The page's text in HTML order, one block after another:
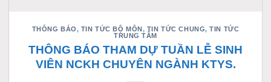
THÔNG BÁO, TIN TỨC BỘ MÔN , TIN TỨC CHUNG,TIN TỨC
TRUNG TÂM
THÔNG BÁO THAM DỰ TUẦN LỄ SINH
VIÊN NCKH CHUYÊN NGÀNH KTYS.